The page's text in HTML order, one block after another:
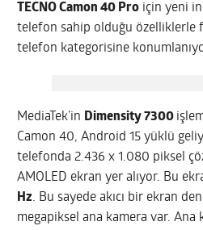
TECNO Camon 40 Pro için yeni
telefon sahip olduğu özelliklerle
telefon kategorisine
MediaTek’in Dimensity 7300
Camon 40, Android 15 yüklü
telefonda 2.436 x 1.080 piksel
AMOLED ekran yer alıyor. Bu
Hz. Bu sayede akıcı bir ekran
megapiksel ana kamera var. Ana